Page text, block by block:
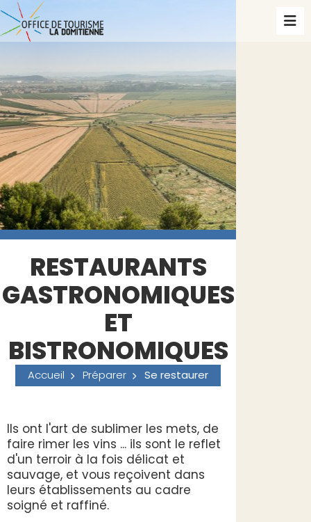
RESTAURANTS
GASTRONOMIQUES
ET
BISTRONOMIQUES
Accueil Préparer Se restaurer
Ils ont l'art de sublimer les mets, de
faire rimer les vins ... ils sont le reflet
d'un terroir à la fois délicat et
sauvage, et vous reçoivent dans
leurs établissements au cadre
soigné et raffiné.